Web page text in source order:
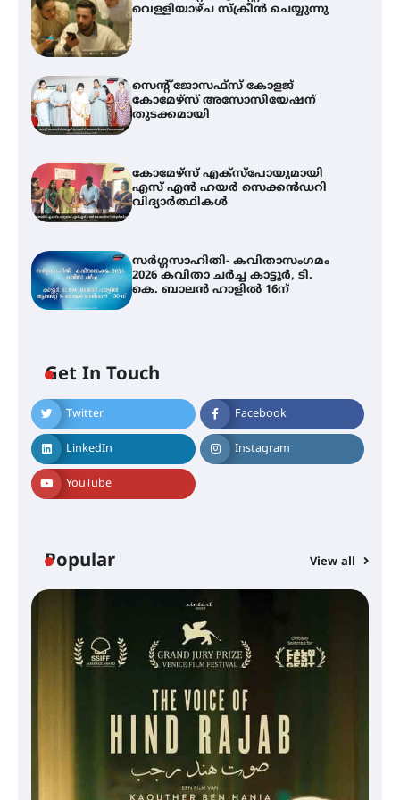
വെള്ളിയാഴ്ച സ്‌ക്രീൻ ചെയ്യുന്നു
സെന്റ് ജോസഫ്സ് കോളജ്
കോമേഴ്‌സ് അസോസിയേഷന്
തുടക്കമായി
കോമേഴ്സ് എക്സ്പോയുമായി
എസ് എൻ ഹയർ സെക്കൻഡറി
വിദ്യാർത്ഥികൾ
സർഗ്ഗസാഹിതി- കവിതാസംഗമം
2026 കവിതാ ചർച്ച കാട്ടൂർ, ടി.
കെ. ബാലൻ ഹാളിൽ 16ന്
Get In Touch
Twitter Facebook
LinkedIn Instagram
YouTube
Popular View all
സെന്റ് ജോസഫ്സ് കോളജ്
കോമേഴ്‌സ് അസോസിയേഷന്
തുടക്കമായി
കോമേഴ്സ് എക്സ്പോയുമായി
എസ് എൻ ഹയർ സെക്കൻഡറി
വിദ്യാർത്ഥികൾ